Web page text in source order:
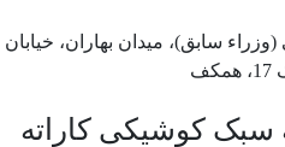
(وزراء سابق)، میدان بهاران، خیابان
سبک کوشیکی کاراته